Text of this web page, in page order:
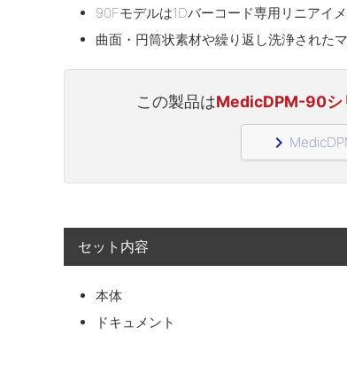
90Fモデルは1Dバーコード専用リニアイ
曲面・円筒状素材や繰り返し洗浄された
この製品はMedicDPM-90シ
navigate_next
セット内容
本体
ドキュメント